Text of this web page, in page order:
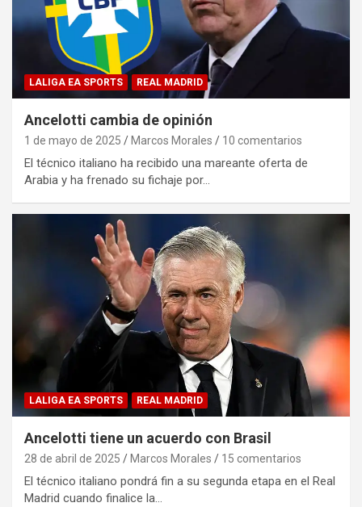
LALIGA EA SPORTS REAL MADRID
Ancelotti cambia de opinión
1 de mayo de 2025 Marcos Morales 10 comentarios
El técnico italiano ha recibido una mareante oferta de
Arabia y ha frenado su fichaje por…
LALIGA EA SPORTS REAL MADRID
Ancelotti tiene un acuerdo con Brasil
28 de abril de 2025 Marcos Morales 15 comentarios
El técnico italiano pondrá fin a su segunda etapa en el Real
Madrid cuando finalice la…